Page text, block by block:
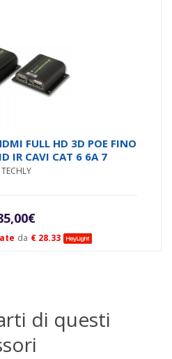
da € 28.33
FULL HD 3D POE FINO
IR CAVI CAT 6 6A 7
TECHLY
€
di questi